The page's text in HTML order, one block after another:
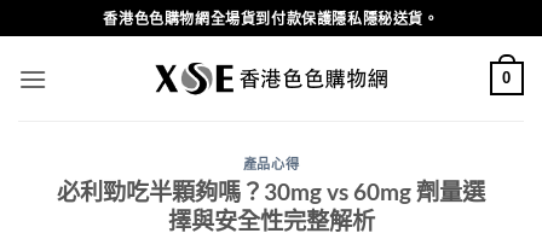
to
content
香港色色購物網全場貨到付款保護隱私隱秘送貨。
0
產品心得
必利勁吃半顆夠嗎？30mg vs 60mg 劑量選
擇與安全性完整解析